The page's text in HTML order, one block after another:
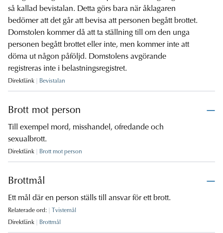
så kallad bevistalan. Detta görs bara när åklagaren
bedömer att det går att bevisa att personen begått brottet.
Domstolen kommer då att ta ställning till om den unga
personen begått brottet eller inte, men kommer inte att
döma ut någon påföljd. Domstolens avgörande
registreras inte i belastningsregistret.
Direktlänk Bevistalan
Brott mot person
Till exempel mord, misshandel, ofredande och
sexualbrott.
Direktlänk Brott mot person
Brottmål
Ett mål där en person ställs till ansvar för ett brott.
Relaterade ord:
Tvistemål
Direktlänk
Brottmål